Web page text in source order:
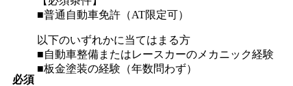
必須
■普通自動車免許（AT限定可）
以下のいずれかに当てはまる方
■自動車整備またはレースカーのメカニック経験
■板金塗装の経験（年数問わず）